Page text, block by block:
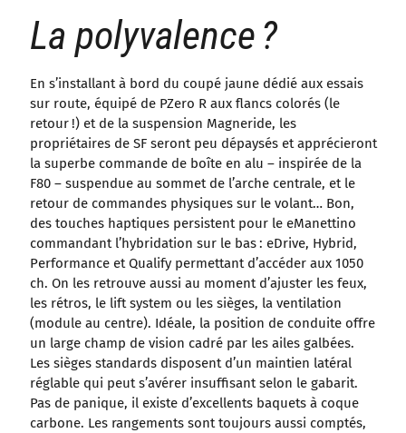
La polyvalence ?
En s’installant à bord du coupé jaune dédié aux essais
sur route, équipé de PZero R aux flancs colorés (le
retour !) et de la suspension Magneride, les
propriétaires de SF seront peu dépaysés et apprécieront
la superbe commande de boîte en alu – inspirée de la
F80 – suspendue au sommet de l’arche centrale, et le
retour de commandes physiques sur le volant… Bon,
des touches haptiques persistent pour le eManettino
commandant l’hybridation sur le bas : eDrive, Hybrid,
Performance et Qualify permettant d’accéder aux 1050
ch. On les retrouve aussi au moment d’ajuster les feux,
les rétros, le lift system ou les sièges, la ventilation
(module au centre). Idéale, la position de conduite offre
un large champ de vision cadré par les ailes galbées.
Les sièges standards disposent d’un maintien latéral
réglable qui peut s’avérer insuffisant selon le gabarit.
Pas de panique, il existe d’excellents baquets à coque
carbone. Les rangements sont toujours aussi comptés,